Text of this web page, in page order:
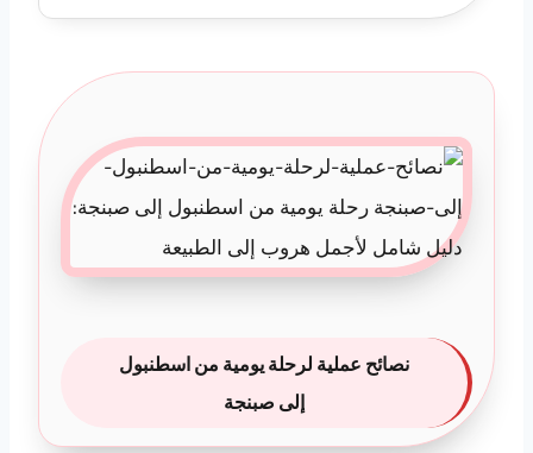
نصائح عملية لرحلة يومية من اسطنبول
إلى صبنجة